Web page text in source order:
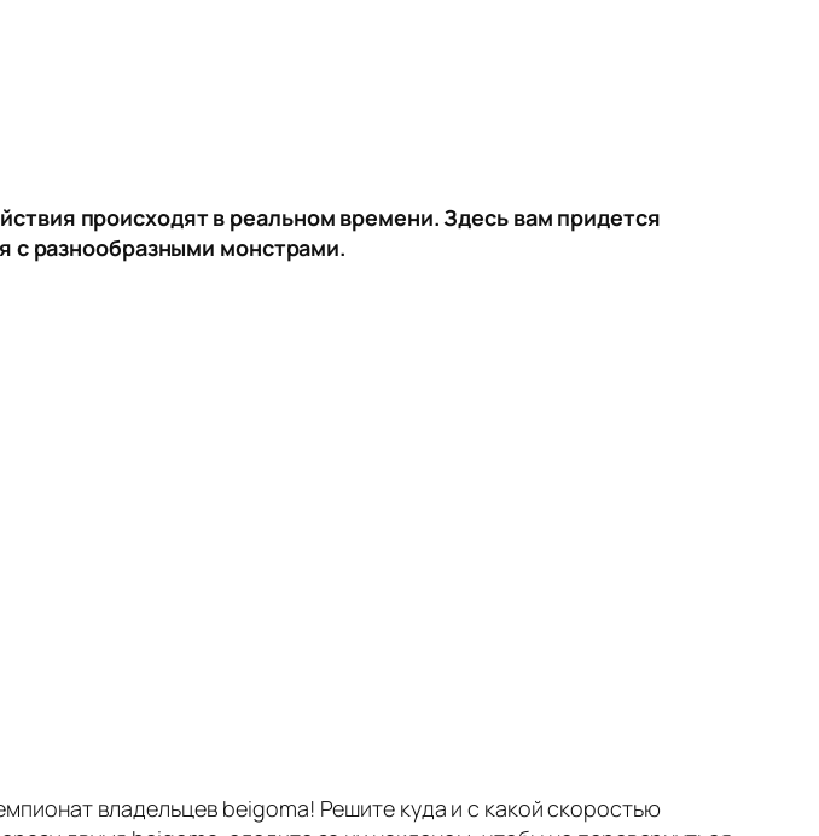
происходят в реальном времени. Здесь вам придется
с разнообразными монстрами.
владельцев beigoma! Решите куда и с какой скоростью